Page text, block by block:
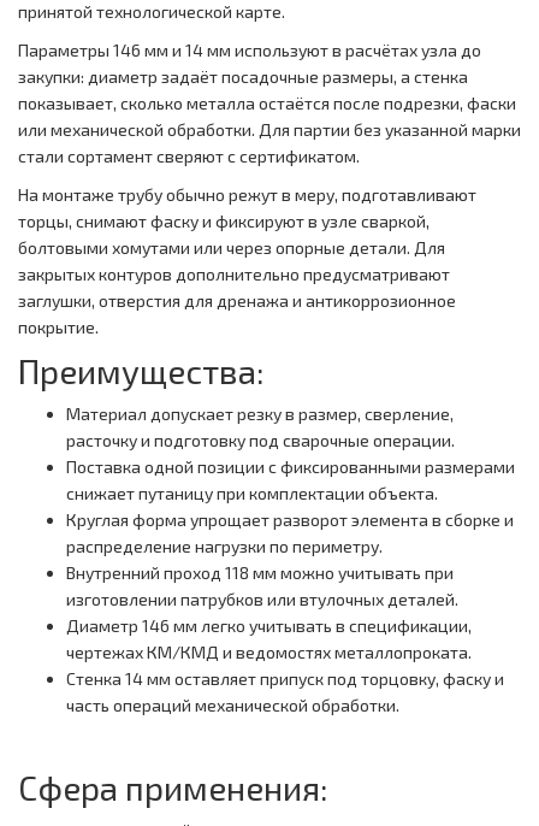
принятой технологической карте.
Параметры 146 мм и 14 мм используют в расчётах узла до
закупки: диаметр задаёт посадочные размеры, а стенка
показывает, сколько металла остаётся после подрезки, фаски
или механической обработки. Для партии без указанной марки
стали сортамент сверяют с сертификатом.
На монтаже трубу обычно режут в меру, подготавливают
торцы, снимают фаску и фиксируют в узле сваркой,
болтовыми хомутами или через опорные детали. Для
закрытых контуров дополнительно предусматривают
заглушки, отверстия для дренажа и антикоррозионное
покрытие.
Преимущества:
Материал допускает резку в размер, сверление,
расточку и подготовку под сварочные операции.
Поставка одной позиции с фиксированными размерами
снижает путаницу при комплектации объекта.
Круглая форма упрощает разворот элемента в сборке и
распределение нагрузки по периметру.
Внутренний проход 118 мм можно учитывать при
изготовлении патрубков или втулочных деталей.
Диаметр 146 мм легко учитывать в спецификации,
чертежах КМ/КМД и ведомостях металлопроката.
Стенка 14 мм оставляет припуск под торцовку, фаску и
часть операций механической обработки.
Сфера применения: